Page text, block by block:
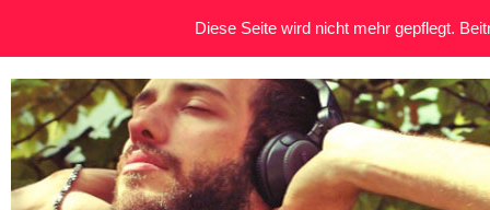
Diese Seite wird nicht mehr gepflegt.